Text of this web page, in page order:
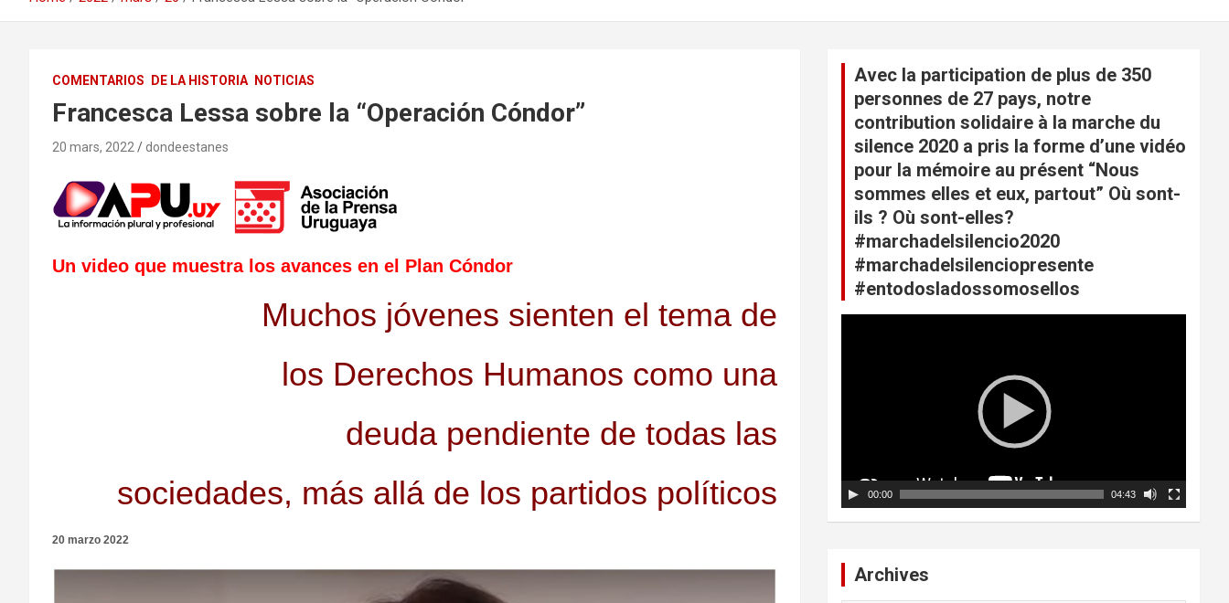
COMENTARIOS DE LA HISTORIA NOTICIAS
Francesca Lessa sobre la “Operación Cóndor”
20 mars, 2022 dondeestanes
Un video que muestra los avances en el Plan Cóndor
Muchos jóvenes sienten el tema de
los Derechos Humanos como una
deuda pendiente de todas las
sociedades, más allá de los partidos políticos
20 marzo 2022
Avec la participation de plus de 350
personnes de 27 pays, notre
contribution solidaire à la marche du
silence 2020 a pris la forme d’une vidéo
pour la mémoire au présent “Nous
sommes elles et eux, partout” Où sont-
ils ? Où sont-elles?
#marchadelsilencio2020
#marchadelsilenciopresente
#entodosladossomosellos
i
d
00:00 04:43
Archives